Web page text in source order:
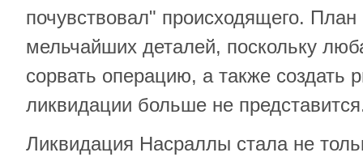
почувствовал" происходящего.
мельчайших деталей, поскольку
сорвать операцию, а также создать
ликвидации больше не
Ликвидация Насраллы стала не